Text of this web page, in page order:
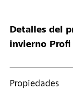
Detalles del
invierno Profi
Propiedades